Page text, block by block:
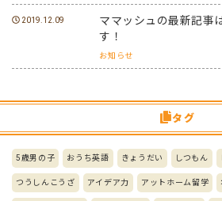
2019.12.09
ママッシュの最新記事
す！
お知らせ
タグ
5歳男の子 おうち英語 きょうだい しつもん
つうしんこうざ アイデア力 アットホーム留学